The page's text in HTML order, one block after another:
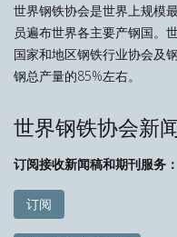
世界钢铁协会是世界上规模
员遍布世界各主要产钢国。
国家和地区钢铁行业协会及
钢总产量的85%左右。
世界钢铁协会新
订阅接收新闻稿和期刊服务：
订阅